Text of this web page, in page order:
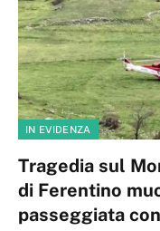
IN EVIDENZA
Tragedia sul
di Ferentino
passeggiata